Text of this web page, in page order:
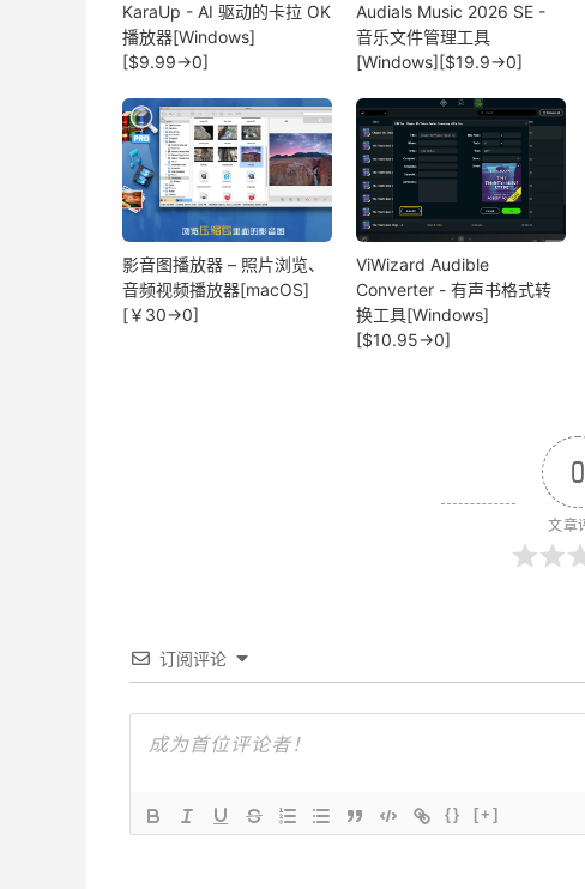
KaraUp - AI 驱动的卡拉 OK
播放器[Windows]
[$9.99→0]
Audials Music 2026 SE -
音乐文件管理工具
[Windows][$19.9→0]
影音图播放器 – 照片浏览、
音频视频播放器[macOS]
[￥30→0]
ViWizard Audible
Converter - 有声书格式转
换工具[Windows]
[$10.95→0]
0
文章
订阅评论
{} [+]